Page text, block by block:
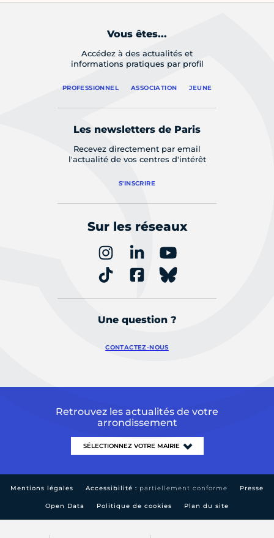
Vous êtes...
Accédez à des actualités et
informations pratiques par profil
PROFESSIONNEL ASSOCIATION JEUNE
Les newsletters de Paris
Recevez directement par email
l'actualité de vos centres d'intérêt
S'INSCRIRE
Sur les réseaux
Une question ?
CONTACTEZ-NOUS
Retrouvez les actualités de votre
arrondissement
Mentions légales Accessibilité : partiellement conforme Presse
Open Data Politique de cookies Plan du site